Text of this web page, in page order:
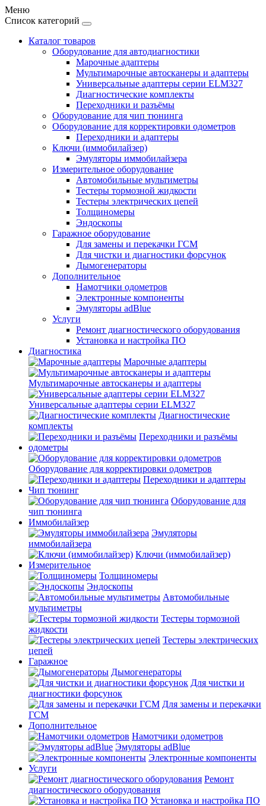
Меню
Список категорий
Каталог товаров
Оборудование для автодиагностики
Марочные адаптеры
Мультимарочные автосканеры и адаптеры
Универсальные адаптеры серии ELM327
Диагностические комплекты
Переходники и разъёмы
Оборудование для чип тюнинга
Оборудование для корректировки одометров
Переходники и адаптеры
Ключи (иммобилайзер)
Эмуляторы иммобилайзера
Измерительное оборудование
Автомобильные мультиметры
Тестеры тормозной жидкости
Тестеры электрических цепей
Толщиномеры
Эндоскопы
Гаражное оборудование
Для замены и перекачки ГСМ
Для чистки и диагностики форсунок
Дымогенераторы
Дополнительное
Намотчики одометров
Электронные компоненты
Эмуляторы adBlue
Услуги
Ремонт диагностического оборудования
Установка и настройка ПО
Диагностика
Марочные адаптеры
Мультимарочные автосканеры и адаптеры
Универсальные адаптеры серии ELM327
Диагностические
комплекты
Переходники и разъёмы
одометры
Оборудование для корректировки одометров
Переходники и адаптеры
Чип тюнинг
Оборудование для
чип тюнинга
Иммобилайзер
Эмуляторы
иммобилайзера
Ключи (иммобилайзер)
Измерительное
Толщиномеры
Эндоскопы
Автомобильные
мультиметры
Тестеры тормозной
жидкости
Тестеры электрических
цепей
Гаражное
Дымогенераторы
Для чистки и
диагностики форсунок
Для замены и перекачки
ГСМ
Дополнительное
Намотчики одометров
Эмуляторы adBlue
Электронные компоненты
Услуги
Ремонт
диагностического оборудования
Установка и настройка ПО